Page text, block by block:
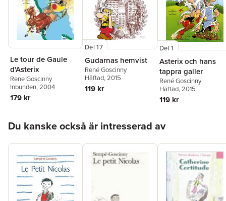
Le tour de Gaule
d'Asterix
Rene Goscinny
Inbunden, 2004
179 kr
Del 17
Gudarnas hemvist
René Goscinny
Häftad, 2015
119 kr
Del 1
Asterix och hans
tappra galler
René Goscinny
Häftad, 2015
119 kr
Du kanske också är intresserad av